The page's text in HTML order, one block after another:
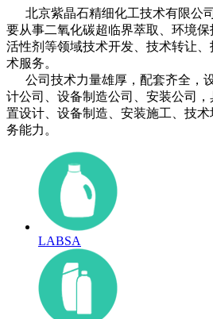
北京紫晶石精细化工技术有限公
要从事二氧化碳超临界萃取、环境
活性剂等领域技术开发、技术转让
术服务。
公司技术力量雄厚，配套齐全，
计公司、设备制造公司、安装公司
置设计、设备制造、安装施工、技
务能力。
LABSA